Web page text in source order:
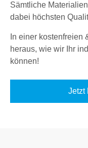
Sämtliche
dabei höchsten
In einer kostenfreien
heraus, wie wir Ihr
können!
Jetzt